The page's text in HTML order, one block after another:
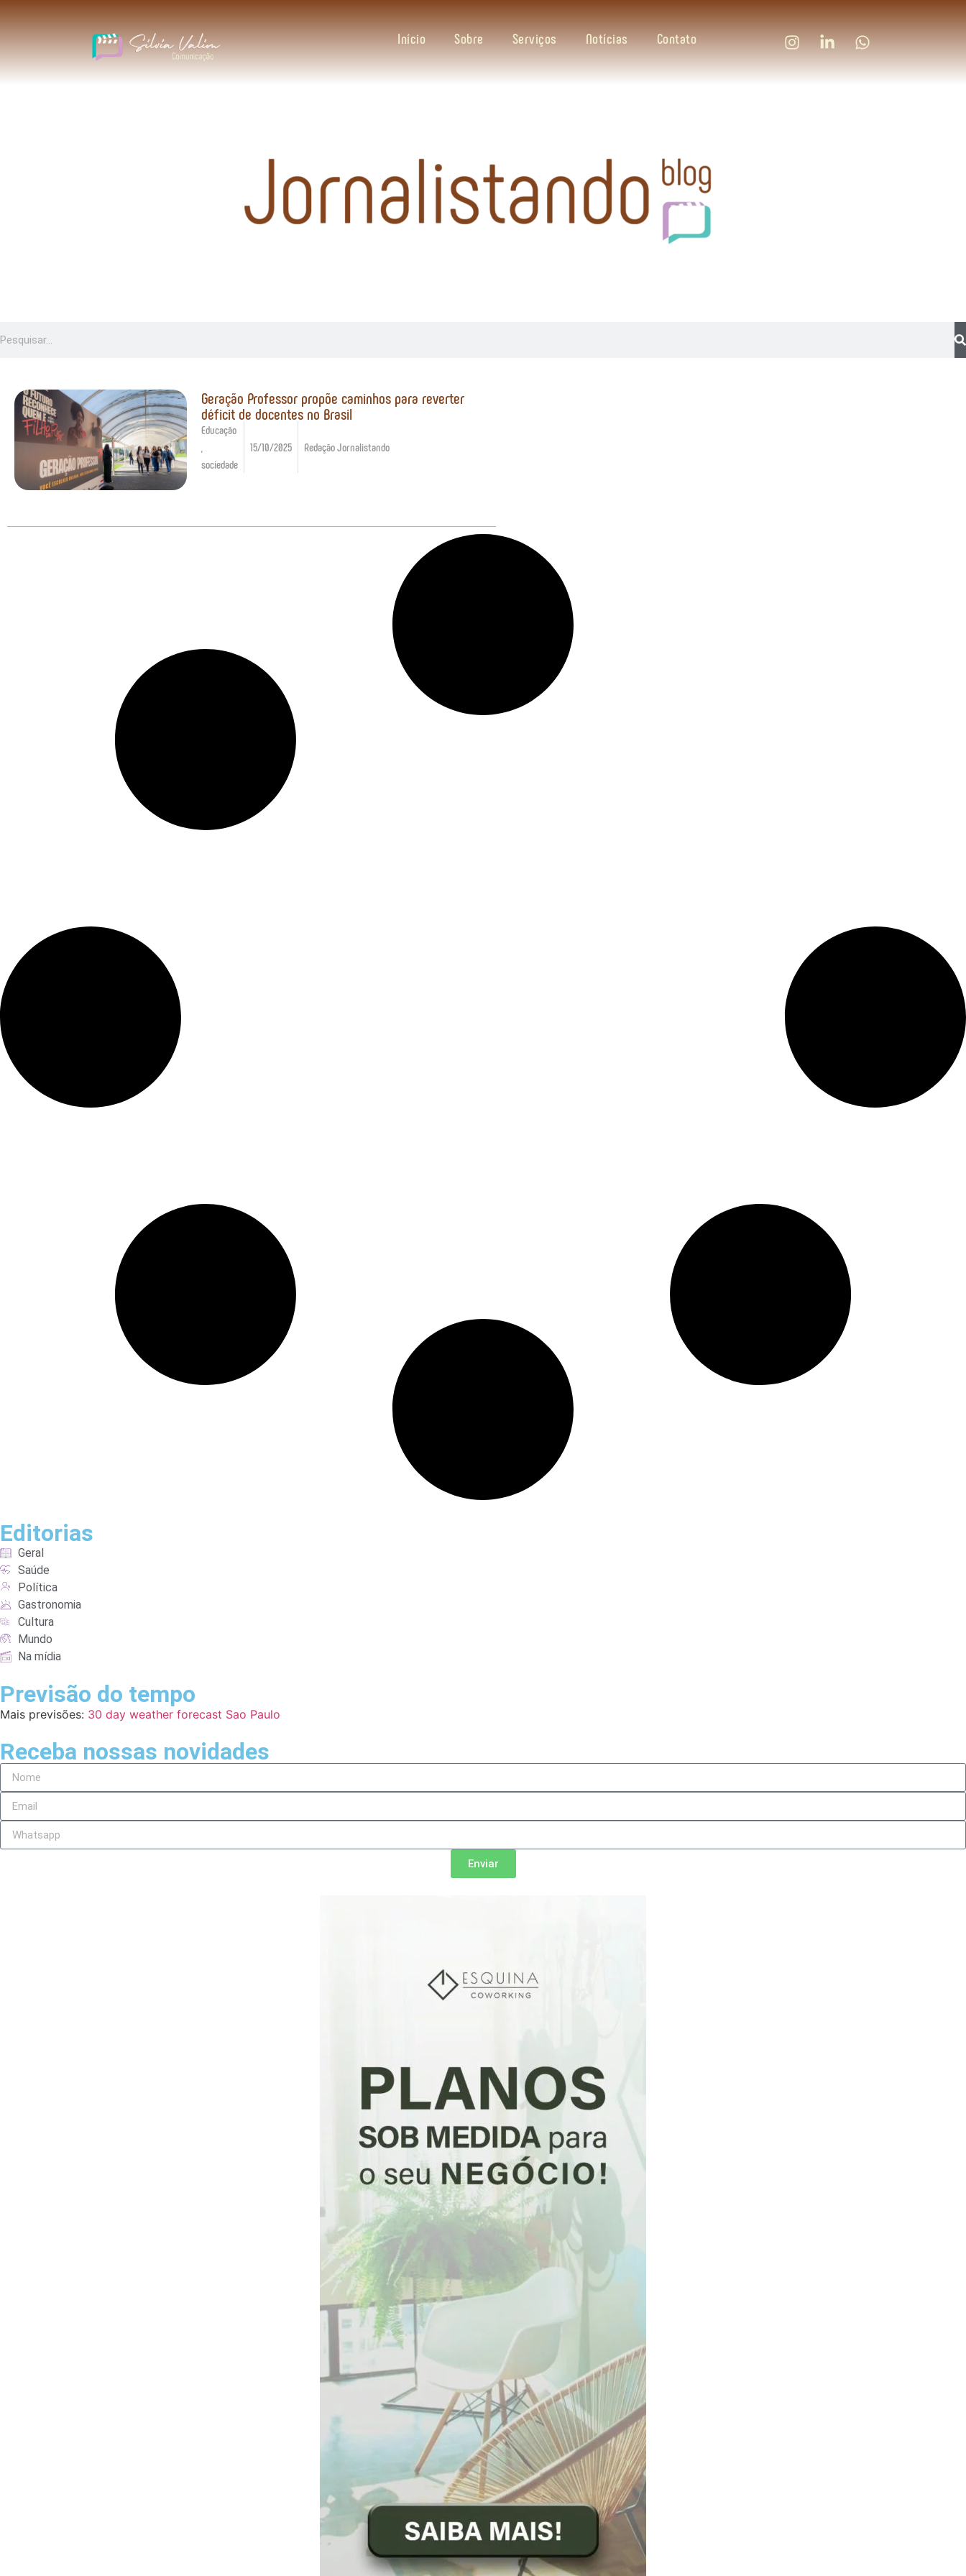
Início Sobre Serviços Notícias Contato
Geração Professor propõe caminhos para reverter
déficit de docentes no Brasil
Educação
sociedade
15/10/2025 Redação Jornalistando
Editorias
Geral
Saúde
Política
Gastronomia
Cultura
Mundo
Na mídia
Previsão do tempo
Mais previsões: 30 day weather forecast Sao Paulo
Receba nossas novidades
Enviar